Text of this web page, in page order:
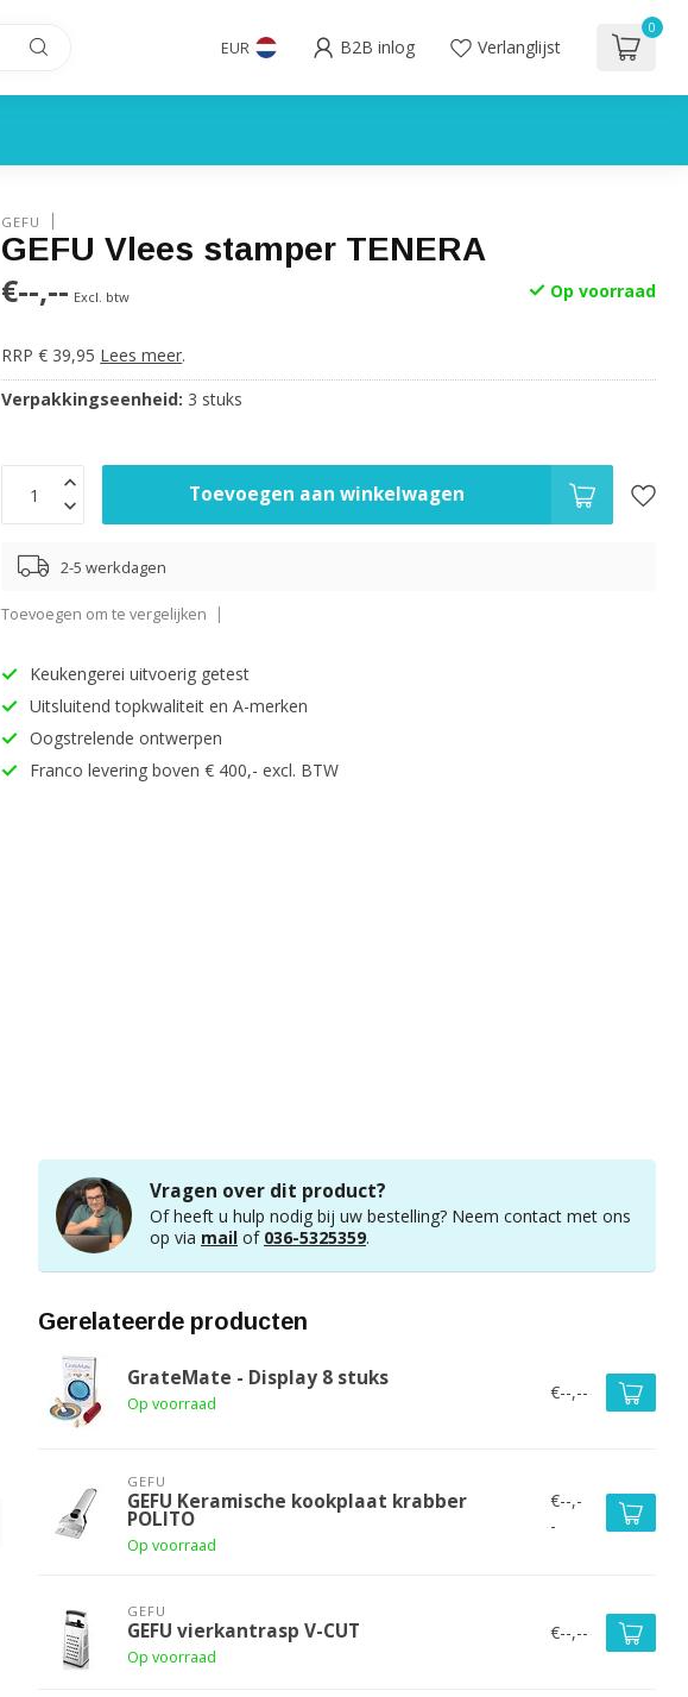
EUR B2B inlog Verlanglijst
0
GEFU
GEFU Vlees stamper TENERA
€--,-- Excl. btw Op voorraad
RRP € 39,95 Lees meer.
Verpakkingseenheid: 3 stuks
Toevoegen aan winkelwagen
2-5 werkdagen
Toevoegen om te vergelijken
Keukengerei uitvoerig getest
Uitsluitend topkwaliteit en A-merken
Oogstrelende ontwerpen
Franco levering boven € 400,- excl. BTW
Vragen over dit product?
Of heeft u hulp nodig bij uw bestelling? Neem contact met ons
op via mail of 036-5325359.
Gerelateerde producten
GrateMate - Display 8 stuks
Op voorraad
€--,--
GEFU
GEFU Keramische kookplaat krabber
POLITO
Op voorraad
€--,-
-
GEFU
GEFU vierkantrasp V-CUT
Op voorraad
€--,--